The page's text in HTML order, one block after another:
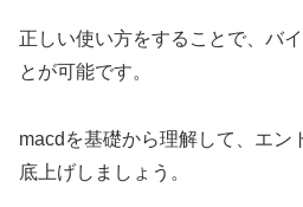
正しい使い方をすることで、バ
とが可能です。
macdを基礎から理解して、エン
底上げしましょう。